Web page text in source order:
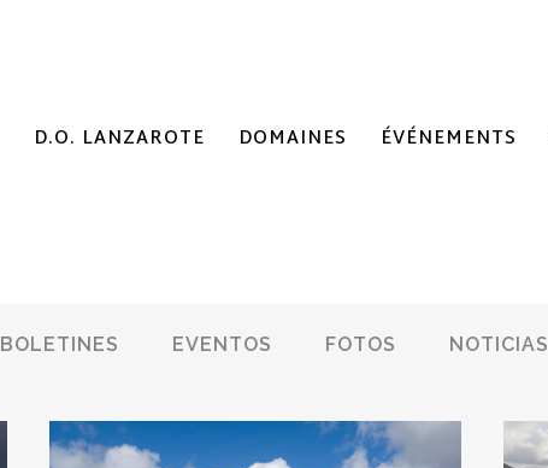
D.O. LANZAROTE DOMAINES ÉVÉNEMENTS
BOLETINES EVENTOS FOTOS NOTICIAS